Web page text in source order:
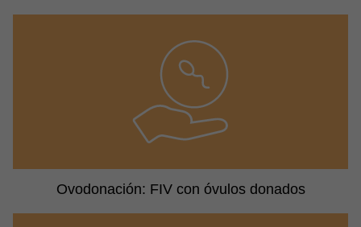
Ovodonación: FIV con óvulos donados